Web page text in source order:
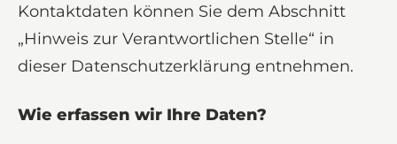
Kontaktdaten können Sie dem Abschnitt
„Hinweis zur Verantwortlichen Stelle“ in
dieser Datenschutzerklärung entnehmen.
Wie erfassen wir Ihre Daten?